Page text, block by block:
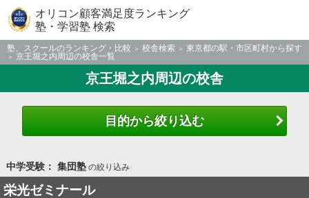
オリコン顧客満足度ランキング
塾・学習塾 検索
塾、スクールのランキング・比較 校舎検索
東京都の駅・市区町村から探す
京王堀之内周辺の校舎一覧
京王堀之内周辺の校舎
目的から絞り込む
中学受験： 集団塾の絞り込み
栄光ゼミナール